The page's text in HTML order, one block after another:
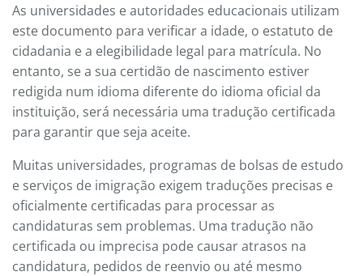
As universidades e autoridades educacionais utilizam
este documento para verificar a idade, o estatuto de
cidadania e a elegibilidade legal para matrícula. No
entanto, se a sua certidão de nascimento estiver
redigida num idioma diferente do idioma oficial da
instituição, será necessária uma tradução certificada
para garantir que seja aceite.
Muitas universidades, programas de bolsas de estudo
e serviços de imigração exigem traduções precisas e
oficialmente certificadas para processar as
candidaturas sem problemas. Uma tradução não
certificada ou imprecisa pode causar atrasos na
candidatura, pedidos de reenvio ou até mesmo